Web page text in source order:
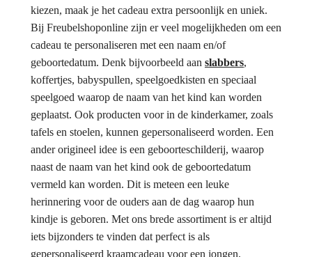
kiezen, maak je het cadeau extra persoonlijk en uniek.
Bij Freubelshoponline zijn er veel mogelijkheden om een
cadeau te personaliseren met een naam en/of
geboortedatum. Denk bijvoorbeeld aan slabbers,
koffertjes, babyspullen, speelgoedkisten en speciaal
speelgoed waarop de naam van het kind kan worden
geplaatst. Ook producten voor in de kinderkamer, zoals
tafels en stoelen, kunnen gepersonaliseerd worden. Een
ander origineel idee is een geboorteschilderij, waarop
naast de naam van het kind ook de geboortedatum
vermeld kan worden. Dit is meteen een leuke
herinnering voor de ouders aan de dag waarop hun
kindje is geboren. Met ons brede assortiment is er altijd
iets bijzonders te vinden dat perfect is als
gepersonaliseerd kraamcadeau voor een jongen.